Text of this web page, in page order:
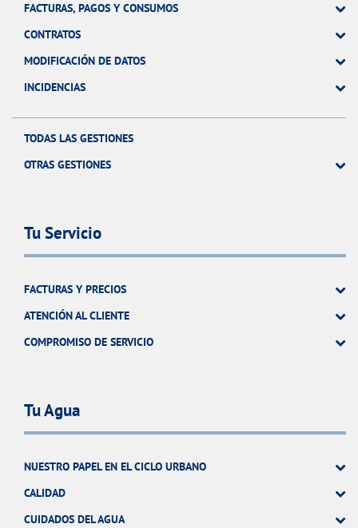
FACTURAS, PAGOS Y CONSUMOS
CONTRATOS
MODIFICACIÓN DE DATOS
INCIDENCIAS
TODAS LAS GESTIONES
OTRAS GESTIONES
Tu Servicio
FACTURAS Y PRECIOS
ATENCIÓN AL CLIENTE
COMPROMISO DE SERVICIO
Tu Agua
NUESTRO PAPEL EN EL CICLO URBANO
CALIDAD
CUIDADOS DEL AGUA